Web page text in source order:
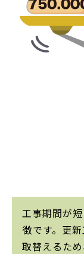
工事期間が
徴です。更
取替えるた